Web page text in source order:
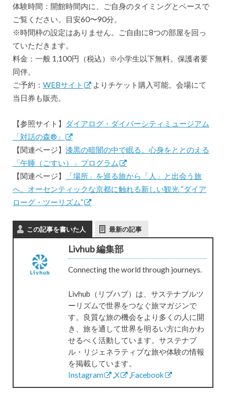
体験時間：開館時間内に、ご自身のタイミングとペースで
ご覧ください。目安60〜90分。
※時間枠の設定はありません。ご自由に8つの部屋を回っ
ていただきます。
料金：一般 1,100円（税込）※小学生以下無料。保護者要
同伴。
ご予約： WEBサイト
よりチケット購入可能。会場にて
当日券も販売。
【参照サイト】
ダイアログ・ダイバーシティミュージアム
「対話の森®」
【関連ページ】 漆黒の暗闇の中で眠る。心身をととのえる
「午睡（ごすい）」プログラム
【関連ページ】
「場所」を巡る旅から「人」と出会う旅
へ。オーセンティックな京都に触れる新しい観光 “ダイア
ローグ・ツーリズム”
この記事を書いた人 最新の記事
Livhub 編集部
Connecting the world through journeys.
Livhub（リブハブ）は、サステナブルツ
ーリズムで世界をつなぐ旅マガジンで
す。良質な旅の機会をより多くの人に開
き、旅を通して世界を明るい方に向かわ
せるべく活動しています。サステナブ
ル・リジェネラティブな旅や体験の情報
を掲載しています。
Instagram
,X ,Facebook